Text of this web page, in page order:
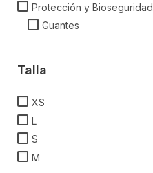
Protección y Bioseguridad
Guantes
Talla
XS
L
S
M